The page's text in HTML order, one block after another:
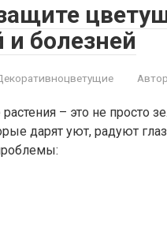
и болезней
– это не просто
дарят уют, радуют